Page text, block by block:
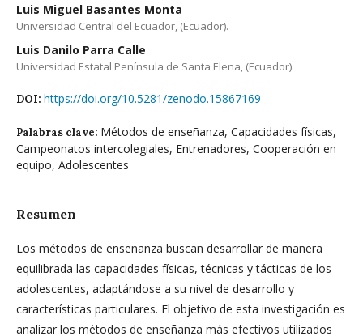
Luis Miguel Basantes Monta
Universidad Central del Ecuador, (Ecuador).
Luis Danilo Parra Calle
Universidad Estatal Península de Santa Elena, (Ecuador).
DOI: https://doi.org/10.5281/zenodo.15867169
Palabras clave: Métodos de enseñanza, Capacidades físicas,
Campeonatos intercolegiales, Entrenadores, Cooperación en
equipo, Adolescentes
Resumen
Los métodos de enseñanza buscan desarrollar de manera
equilibrada las capacidades físicas, técnicas y tácticas de los
adolescentes, adaptándose a su nivel de desarrollo y
características particulares. El objetivo de esta investigación es
analizar los métodos de enseñanza más efectivos utilizados